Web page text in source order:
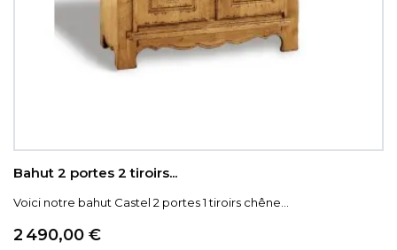
Bahut 2 portes 2 tiroirs...
Voici notre bahut Castel 2 portes 1 tiroirs chêne...
Prix
2 490,00 €